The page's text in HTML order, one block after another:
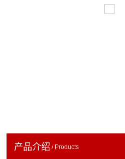
产品介绍 / Products